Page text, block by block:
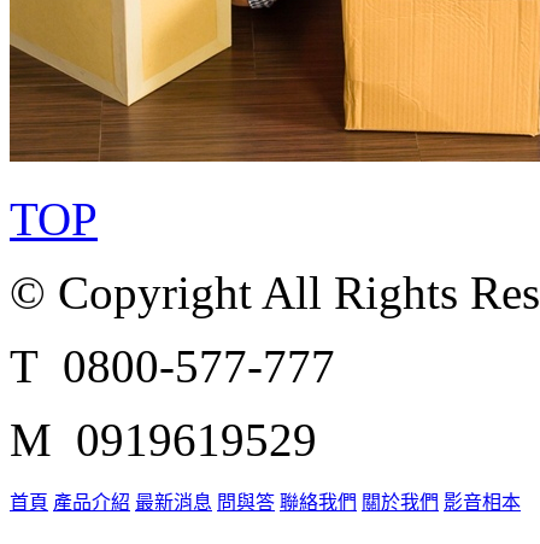
TOP
© Copyright All Rights
T 0800-577-777
M 0919619529
首頁 產品介紹 最新消息 問與答 聯絡我們 關於我們 影音相本